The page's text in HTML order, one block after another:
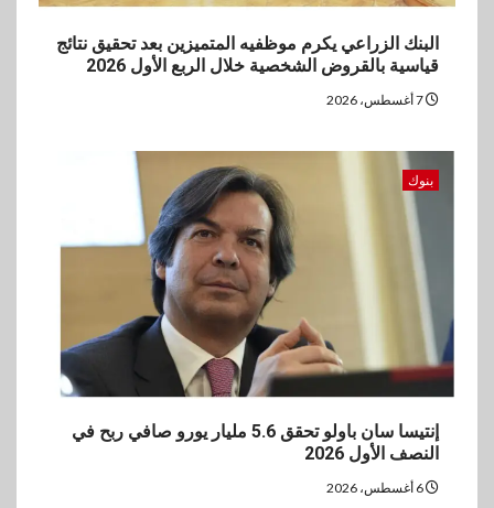
البنك الزراعي يكرم موظفيه المتميزين بعد تحقيق نتائج
قياسية بالقروض الشخصية خلال الربع الأول 2026
بنوك
إنتيسا سان باولو تحقق 5.6 مليار يورو صافي ربح في
النصف الأول 2026